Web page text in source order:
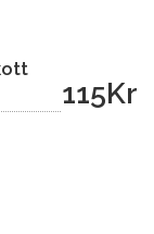
115Kr